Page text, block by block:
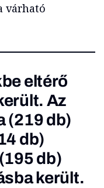
várható
eltérő
Az
(219 db)
db)
db)
került.